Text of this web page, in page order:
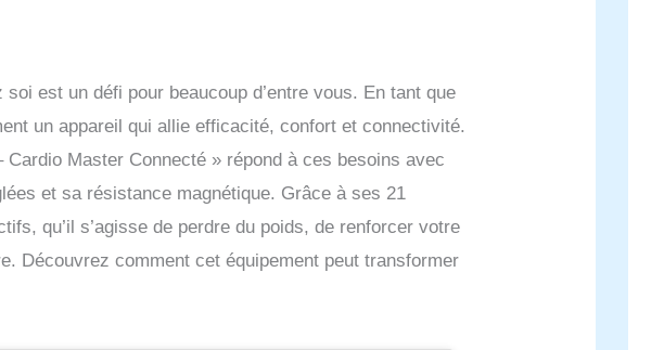
est un défi pour beaucoup d’entre vous. En tant que
un appareil qui allie efficacité, confort et connectivité.
Cardio Master Connecté » répond à ces besoins avec
et sa résistance magnétique. Grâce à ses 21
qu’il s’agisse de perdre du poids, de renforcer votre
Découvrez comment cet équipement peut transformer